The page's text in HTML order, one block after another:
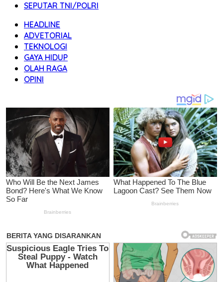
SEPUTAR TNI/POLRI
HEADLINE
ADVETORIAL
TEKNOLOGI
GAYA HIDUP
OLAH RAGA
OPINI